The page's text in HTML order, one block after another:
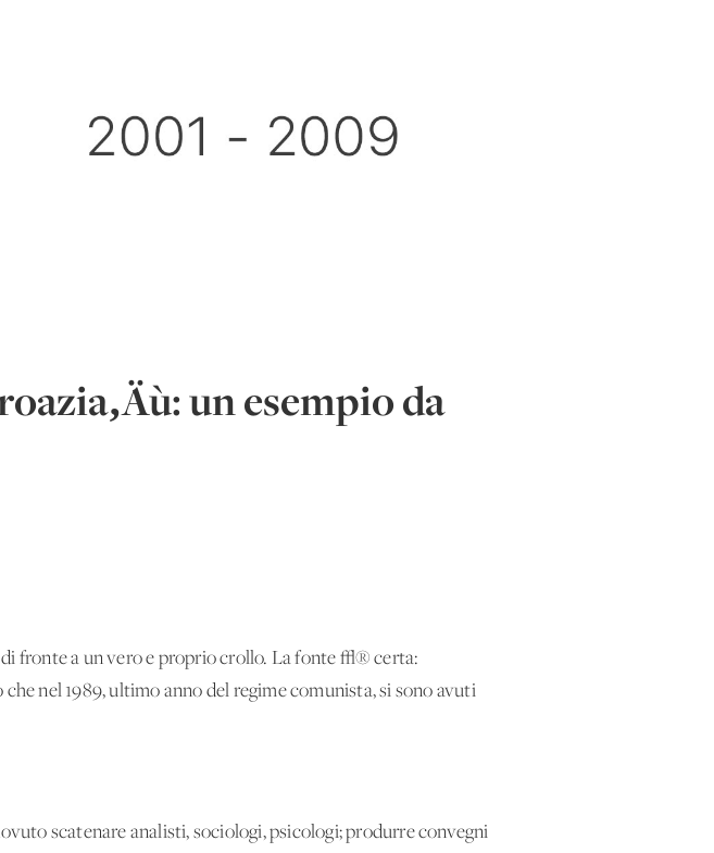
un esempio da
di fronte a un vero e proprio crollo. La fonte √® certa:
nel 1989, ultimo anno del regime comunista, si sono avuti
scatenare analisti, sociologi, psicologi; produrre convegni